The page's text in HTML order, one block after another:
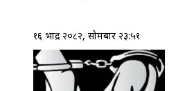
१६ भाद्र २०८२, सोमबार २३:५१